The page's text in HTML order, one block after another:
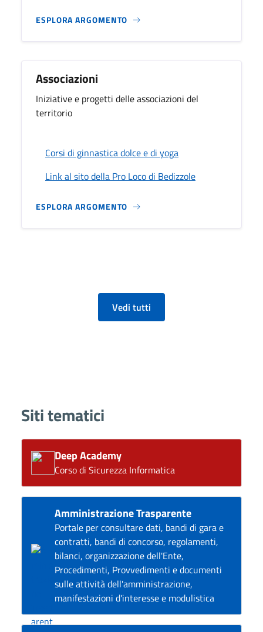
ESPLORA ARGOMENTO
Associazioni
Iniziative e progetti delle associazioni del
territorio
Corsi di ginnastica dolce e di yoga
Link al sito della Pro Loco di Bedizzole
ESPLORA ARGOMENTO
Vedi tutti
Siti tematici
Deep Academy
Corso di Sicurezza Informatica
Amministrazione Trasparente
Portale per consultare dati, bandi di gara e
contratti, bandi di concorso, regolamenti,
bilanci, organizzazione dell'Ente,
Procedimenti, Provvedimenti e documenti
sulle attività dell'amministrazione,
manifestazioni d'interesse e modulistica